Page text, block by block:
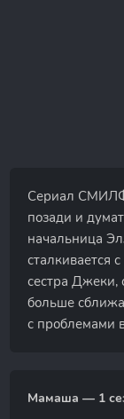
Сериал СМИЛФ
позади и
начальница
сталкивается
сестра Джеки,
больше
с проблемами
Мамаша — 1